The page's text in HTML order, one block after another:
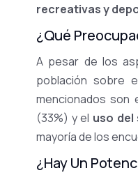
recreativas y
¿Qué
A pesar de los
población sobre
mencionados son
(33%) y el uso del
mayoría de los
¿Hay Un